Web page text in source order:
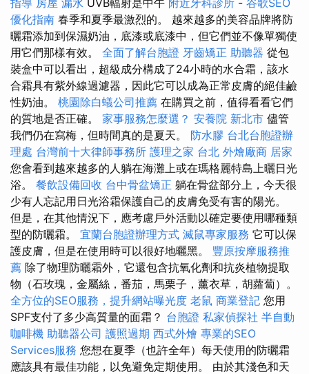
優化指南 春季和夏季最激烈的。 越來越多的美容品牌將防
曬霜添加到保濕奶油，底漆或底漆中，但它們並不像單獨使
用它們那樣有效。 全面了解台胞證 牙齒矯正 助聽器 從包
裝盒中可以看出，超級成分構成了24小時的水合霜，該水
合霜具有紫外線過濾器，因此它可以成為正常皮膚的絕佳鹼
性奶油。 桃園除白蟻公司推薦 在購買之前，值得看看它們
的質地是否正確。 家事服務怎麼選？ 安養院 新北市 儘管
我們仍在寫梅，但時間真的是夏天。 防水膠 台北台胞證辦
理處 台灣前十大律師事務所 護理之家 台北 外燴廠商 居家
您會看到越來越多的人躺在海灘上或在瑪格麗特島上曬日光
浴。 餐飲設備回收 台中骨盆矯正 躺在骨盆部分上，今天很
少有人忘記用日光浴霜保護自己的皮膚免受有害的陽光。
但是，在其他情況下，應考慮戶外活動以確定要使用哪種類
型的防曬霜。 宜蘭台胞證辦理方式 滅鼠專家服務 它可以保
護皮膚，但是在使用時可以很好地曬黑。 豐原按摩服務推
薦 除了物理防曬霜外，它還包含抗氧化劑和抗炎植物提取
物（石玫瑰，金屬絲，番茄，馬栗子，薰衣草，胡蘿蔔）。
全方位的SEO服務，提升網站曝光度 老鼠 商業登記 您用
SPF支付了多少高質量的面霜？ 台胞證 私家偵探社 半自動
咖啡機 助聽器公司 護照過期 西式外燴 專業的SEO
Services服務 您想在夏季（也許全年）每天使用的防曬霜
應該具有最佳功能，以免避免定期使用。 由於其淺色和天